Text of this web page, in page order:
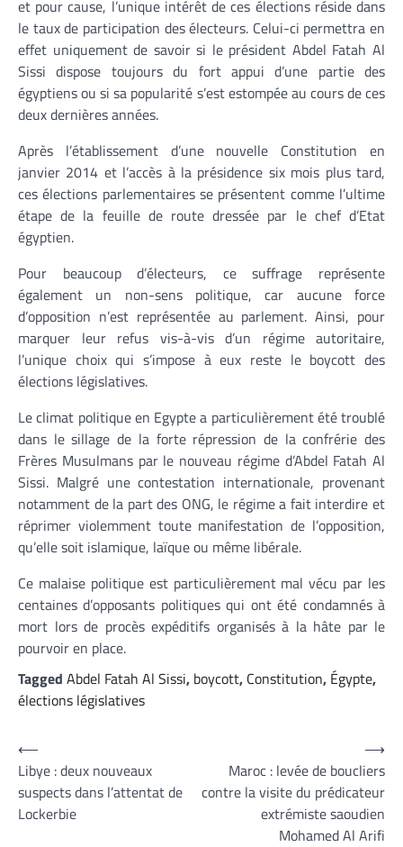
et pour cause, l’unique intérêt de ces élections réside dans
le taux de participation des électeurs. Celui-ci permettra en
effet uniquement de savoir si le président Abdel Fatah Al
Sissi dispose toujours du fort appui d’une partie des
égyptiens ou si sa popularité s’est estompée au cours de ces
deux dernières années.
Après l’établissement d’une nouvelle Constitution en
janvier 2014 et l’accès à la présidence six mois plus tard,
ces élections parlementaires se présentent comme l’ultime
étape de la feuille de route dressée par le chef d’Etat
égyptien.
Pour beaucoup d’électeurs, ce suffrage représente
également un non-sens politique, car aucune force
d’opposition n’est représentée au parlement. Ainsi, pour
marquer leur refus vis-à-vis d’un régime autoritaire,
l’unique choix qui s’impose à eux reste le boycott des
élections législatives.
Le climat politique en Egypte a particulièrement été troublé
dans le sillage de la forte répression de la confrérie des
Frères Musulmans par le nouveau régime d’Abdel Fatah Al
Sissi. Malgré une contestation internationale, provenant
notamment de la part des ONG, le régime a fait interdire et
réprimer violemment toute manifestation de l’opposition,
qu’elle soit islamique, laïque ou même libérale.
Ce malaise politique est particulièrement mal vécu par les
centaines d’opposants politiques qui ont été condamnés à
mort lors de procès expéditifs organisés à la hâte par le
pourvoir en place.
Tagged Abdel Fatah Al Sissi, boycott, Constitution, Égypte,
élections législatives
Navigation
de
l’article
⟵
Libye : deux nouveaux
suspects dans l’attentat de
Lockerbie
Maroc : levée de boucliers
contre la visite du prédicateur
extrémiste saoudien
Mohamed Al Arifi
⟶